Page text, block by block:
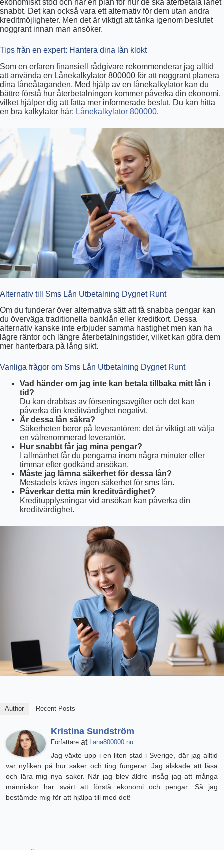
ekonomiskt stöd och har en plan för hur de ska återbetala lånet
snabbt. Det kan också vara ett alternativ för dem utan andra
kreditmöjligheter. Men det är viktigt att tänka igenom beslutet
noggrant innan man ansöker.
Tips från en expert: Hantera dina lån klokt
Som en erfaren finansiell rådgivare rekommenderar jag alltid
att använda en Lånekalkylator 800000 för att noggrant planera
dina låneåtaganden. Med hjälp av en lånekalkylator kan du
bättre förstå hur återbetalningen kommer påverka din ekonomi,
vilket hjälper dig att fatta mer informerade beslut. Du kan hitta
en bra kalkylator här: Lånekalkylator 800000.
Alternativ till Sms Lån Utbetalning Dygnet Runt
Om du funderar över alternativa sätt att få snabba pengar kan
du överväga traditionella banklån eller kreditkort. Dessa
alternativ kanske inte erbjuder samma hastighet men kan ha
lägre räntor och längre återbetalningstider, vilket kan göra dem
mer hanterbara på lång sikt.
Vanliga frågor om Sms Lån Utbetalning Dygnet Runt
Vad händer om jag inte kan betala tillbaka mitt lån i
tid?
Du kan drabbas av förseningsavgifter och det kan
påverka din kreditvärdighet negativt.
Är dessa lån säkra?
Säkerheten beror på leverantören; det är viktigt att välja
en välrenommerad leverantör.
Hur snabbt får jag mina pengar?
I allmänhet får du pengarna inom några minuter eller
timmar efter godkänd ansökan.
Måste jag lämna säkerhet för dessa lån?
Mestadels krävs ingen säkerhet för sms lån.
Påverkar detta min kreditvärdighet?
Kreditupplysningar vid ansökan kan påverka din
kreditvärdighet.
Author Recent Posts
Kristina Sundström
Författare at Låna800000.nu
Jag växte upp i en liten stad i Sverige, där jag alltid
var nyfiken på hur saker och ting fungerar. Jag älskade att läsa
och lära mig nya saker. När jag blev äldre insåg jag att många
människor har svårt att förstå ekonomi och pengar. Så jag
bestämde mig för att hjälpa till med det!